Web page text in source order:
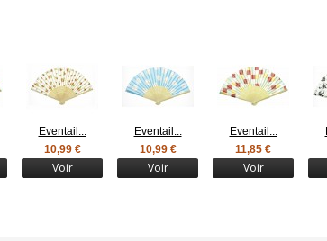
Eventail...
10,99 €
Voir
Eventail...
10,99 €
Voir
Eventail...
11,85 €
Voir